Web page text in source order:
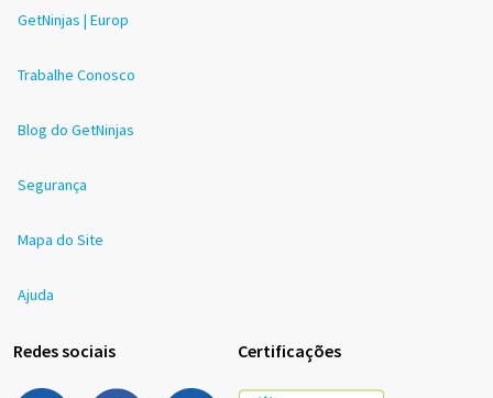
GetNinjas | Europ
Trabalhe Conosco
Blog do GetNinjas
Segurança
Mapa do Site
Ajuda
Redes sociais Certificações